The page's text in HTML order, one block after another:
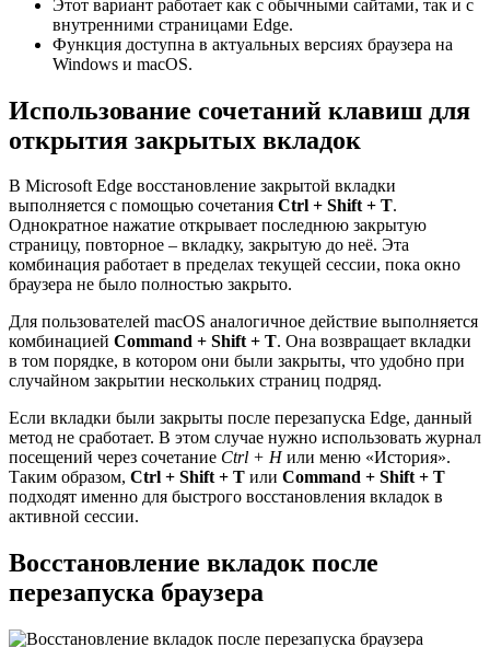
Этот вариант работает как с обычными сайтами, так и с
внутренними страницами Edge.
Функция доступна в актуальных версиях браузера на
Windows и macOS.
Использование сочетаний клавиш для
открытия закрытых вкладок
В Microsoft Edge восстановление закрытой вкладки
выполняется с помощью сочетания Ctrl + Shift + T.
Однократное нажатие открывает последнюю закрытую
страницу, повторное – вкладку, закрытую до неё. Эта
комбинация работает в пределах текущей сессии, пока окно
браузера не было полностью закрыто.
Для пользователей macOS аналогичное действие выполняется
комбинацией Command + Shift + T. Она возвращает вкладки
в том порядке, в котором они были закрыты, что удобно при
случайном закрытии нескольких страниц подряд.
Если вкладки были закрыты после перезапуска Edge, данный
метод не сработает. В этом случае нужно использовать журнал
посещений через сочетание Ctrl + Hили меню «История».
Таким образом, Ctrl + Shift + T или Command + Shift + T
подходят именно для быстрого восстановления вкладок в
активной сессии.
Восстановление вкладок после
перезапуска браузера